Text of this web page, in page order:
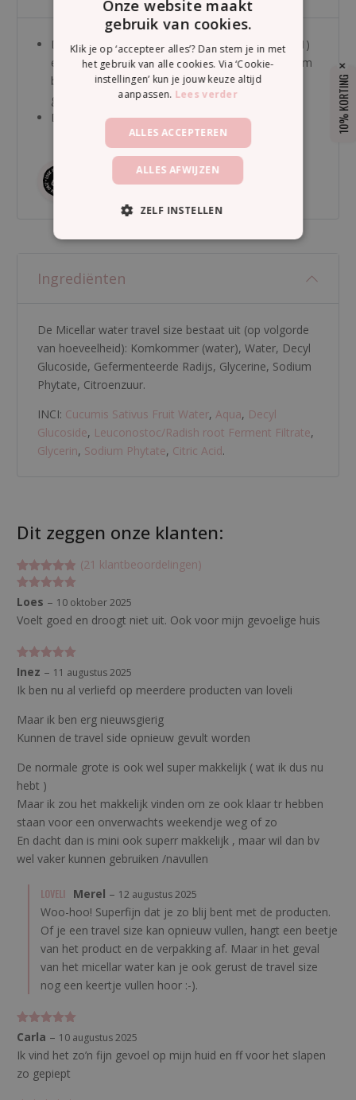
De verpakking is gemaakt van PET (recyclecode 1)
en is BPA-vrij. Als het flesje leeg is, dan kun je hem
bij het plastic afval doen. Dan kan hij weer
gerecycled worden.
De Loveli Micellar water is helemaal vegan.
Ingrediënten
De Micellar water travel size bestaat uit (op volgorde
van hoeveelheid): Komkommer (water), Water, Decyl
Glucoside, Gefermenteerde Radijs, Glycerine, Sodium
Phytate, Citroenzuur.
INCI: Cucumis Sativus Fruit Water, Aqua, Decyl
Glucoside, Leuconostoc/Radish root Ferment Filtrate,
Glycerin, Sodium Phytate, Citric Acid.
Dit zeggen onze klanten:
Gewaardeer
4.85714285
71429
op 5
gebaseerd
21
waarderinge
n
(21 klantbeoordelingen)
Gewaardeerd
5 uit 5
Loes – 10 oktober 2025
Voelt goed en droogt niet uit. Ook voor mijn gevoelige huis
Gewaardeerd
5 uit 5
Inez – 11 augustus 2025
Ik ben nu al verliefd op meerdere producten van loveli
Maar ik ben erg nieuwsgierig
Kunnen de travel side opnieuw gevult worden
De normale grote is ook wel super makkelijk ( wat ik dus nu
hebt )
Maar ik zou het makkelijk vinden om ze ook klaar tr hebben
staan voor een onverwachts weekendje weg of zo
En dacht dan is mini ook superr makkelijk , maar wil dan bv
wel vaker kunnen gebruiken /navullen
LOVELI Merel – 12 augustus 2025
Woo-hoo! Superfijn dat je zo blij bent met de producten.
Of je een travel size kan opnieuw vullen, hangt een beetje
van het product en de verpakking af. Maar in het geval
van het micellar water kan je ook gerust de travel size
nog een keertje vullen hoor :-).
Gewaardeerd
5uit 5
Carla – 10 augustus 2025
Ik vind het zo’n fijn gevoel op mijn huid en ff voor het slapen
zo gepiept
10% KORTING
Onze website maakt
gebruik van cookies.
Klik je op ‘accepteer alles’? Dan stem je in met
het gebruik van alle cookies. Via ‘Cookie-
instellingen’ kun je jouw keuze altijd
aanpassen. Lees verder
ALLES ACCEPTEREN
ALLES AFWIJZEN
ZELF INSTELLEN